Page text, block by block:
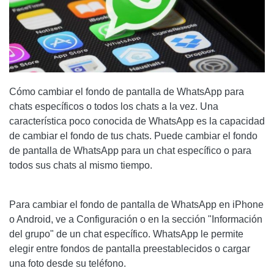
Cómo cambiar el fondo de pantalla de WhatsApp para
chats específicos o todos los chats a la vez. Una
característica poco conocida de WhatsApp es la capacidad
de cambiar el fondo de tus chats. Puede cambiar el fondo
de pantalla de WhatsApp para un chat específico o para
todos sus chats al mismo tiempo.
Para cambiar el fondo de pantalla de WhatsApp en iPhone
o Android, ve a Configuración o en la sección "Información
del grupo" de un chat específico. WhatsApp le permite
elegir entre fondos de pantalla preestablecidos o cargar
una foto desde su teléfono.